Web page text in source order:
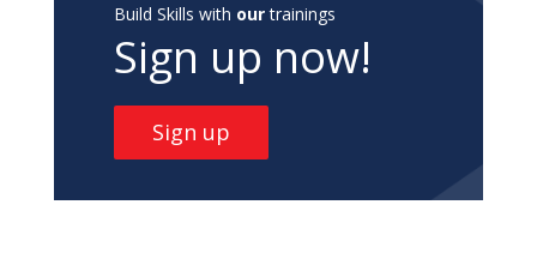
Build Skills with ourtrainings
Sign up now!
Sign up